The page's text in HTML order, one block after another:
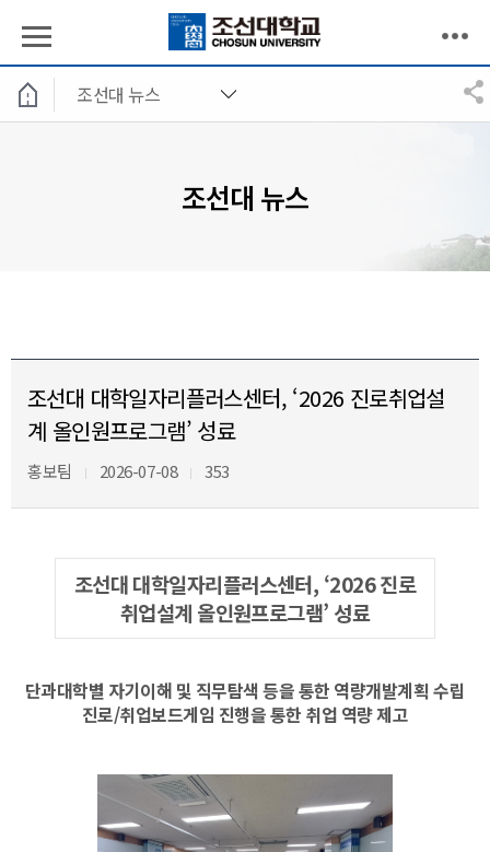
조선대 뉴스
조선대 뉴스
조선대 대학일자리플러스센터, ‘2026 진로취업설
계 올인원프로그램’ 성료
홍보팀 2026-07-08 353
조선대 대학일자리플러스센터, ‘2026 진로
취업설계 올인원프로그램’ 성료
단과대학별 자기이해 및 직무탐색 등을 통한 역량개발계획 수립
진로/취업보드게임 진행을 통한 취업 역량 제고